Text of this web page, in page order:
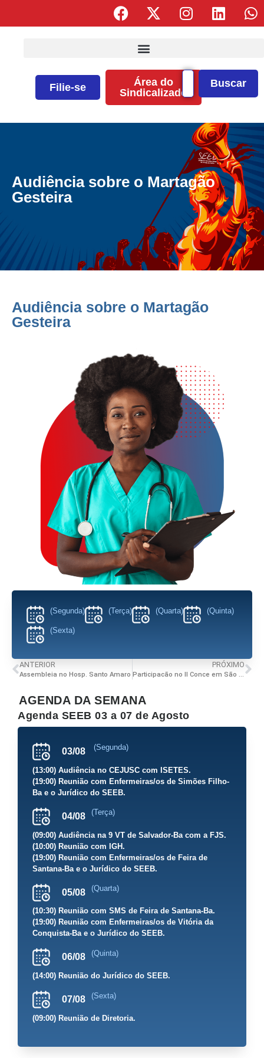
Filie-se
Área do
Sindicalizado
Buscar
Audiência sobre o Martagão
Gesteira
Audiência sobre o Martagão
Gesteira
(Segunda) (Terça) (Quarta) (Quinta)
(Sexta)
ANTERIOR
Assembleia no Hosp. Santo Amaro
PRÓXIMO
Participacão no II Conce em São Paulo
AGENDA DA SEMANA
Agenda SEEB 03 a 07 de Agosto
03/08 (Segunda)
(13:00) Audiência no CEJUSC com ISETES.
(19:00) Reunião com Enfermeiras/os de Simões Filho-
Ba e o Jurídico do SEEB.
04/08 (Terça)
(09:00) Audiência na 9 VT de Salvador-Ba com a FJS.
(10:00) Reunião com IGH.
(19:00) Reunião com Enfermeiras/os de Feira de
Santana-Ba e o Jurídico do SEEB.
05/08 (Quarta)
(10:30) Reunião com SMS de Feira de Santana-Ba.
(19:00) Reunião com Enfermeiras/os de Vitória da
Conquista-Ba e o Jurídico do SEEB.
06/08 (Quinta)
(14:00) Reunião do Jurídico do SEEB.
07/08 (Sexta)
(09:00) Reunião de Diretoria.